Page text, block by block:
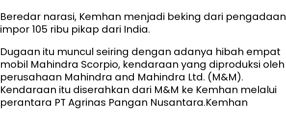
Beredar narasi, Kemhan menjadi beking dari pengadaan
impor 105 ribu pikap dari India.
Dugaan itu muncul seiring dengan adanya hibah empat
mobil Mahindra Scorpio, kendaraan yang diproduksi oleh
perusahaan Mahindra and Mahindra Ltd. (M&M).
Kendaraan itu diserahkan dari M&M ke Kemhan melalui
perantara PT Agrinas Pangan Nusantara.Kemhan